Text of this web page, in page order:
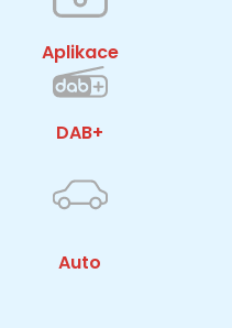
Aplikace
DAB+
Auto